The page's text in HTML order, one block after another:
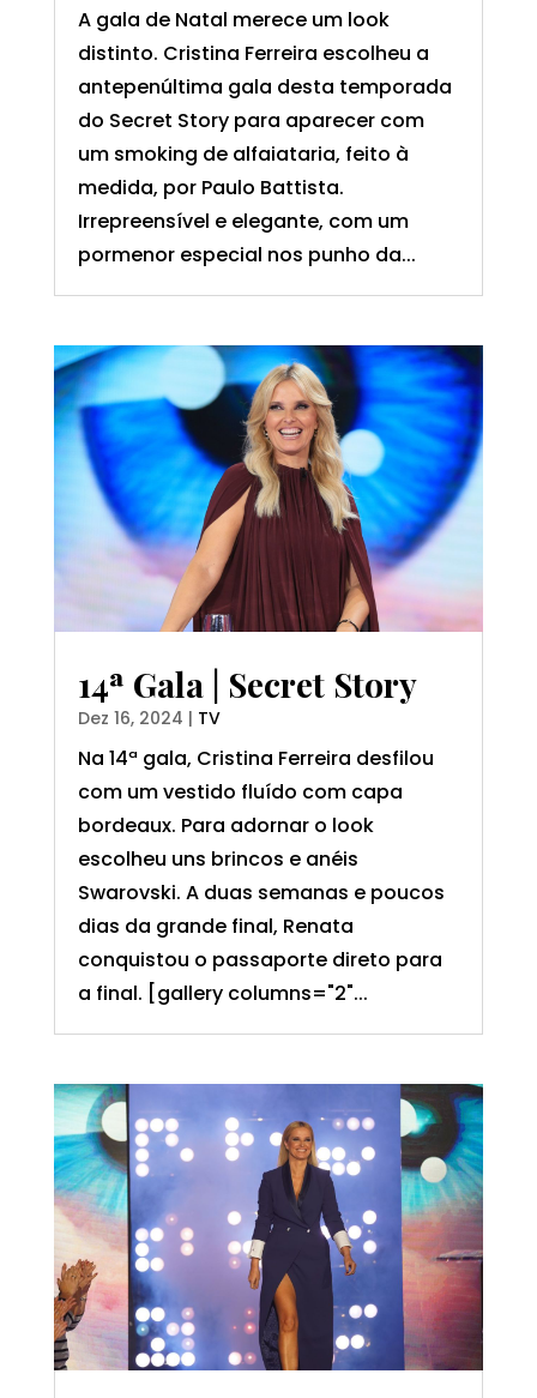
A gala de Natal merece um look
distinto. Cristina Ferreira escolheu a
antepenúltima gala desta temporada
do Secret Story para aparecer com
um smoking de alfaiataria, feito à
medida, por Paulo Battista.
Irrepreensível e elegante, com um
pormenor especial nos punho da...
14ª Gala | Secret Story
Dez 16, 2024 | TV
Na 14ª gala, Cristina Ferreira desfilou
com um vestido fluído com capa
bordeaux. Para adornar o look
escolheu uns brincos e anéis
Swarovski. A duas semanas e poucos
dias da grande final, Renata
conquistou o passaporte direto para
a final. [gallery columns="2"...